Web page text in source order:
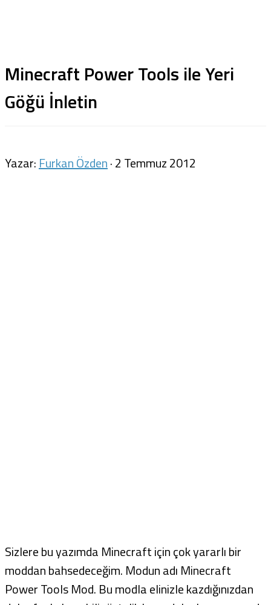
Minecraft Power Tools ile Yeri
Göğü İnletin
Yazar: Furkan Özden·2 Temmuz 2012
Sizlere bu yazımda Minecraft için çok yararlı bir
moddan bahsedeceğim. Modun adı Minecraft
Power Tools Mod. Bu modla elinizle kazdığınızdan